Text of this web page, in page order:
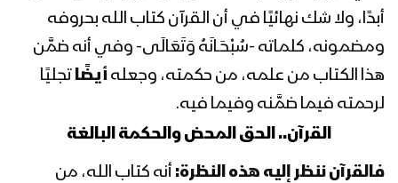
المحاضرة الرمضانية الرابعة عشرة للسيد
عبدالملك بدر الدين الحوثي 14 رمضان
1443هـ
عبدالملك بدرالدين الحوثي 13 رمضان
أبدًا، ولا شك نهائيًا في أن القرآن كتاب الله بحروفه
ومضمونه، كلماته -سُبْحَـانَهُ وَتَعَالَى- وفي أنه ضمَّن
هذا الكتاب من علمه، من حكمته، وجعله أيضًا تجليًا
لرحمته فيما ضمَّنه وفيما فيه.
القرآن.. الحق المحض والحكمة البالغة
فالقرآن ننظر إليه هذه النظرة: أنه كتاب الله، من